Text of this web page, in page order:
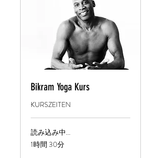
Bikram Yoga Kurs
KURSZEITEN
読み込み中...
1時間 30分